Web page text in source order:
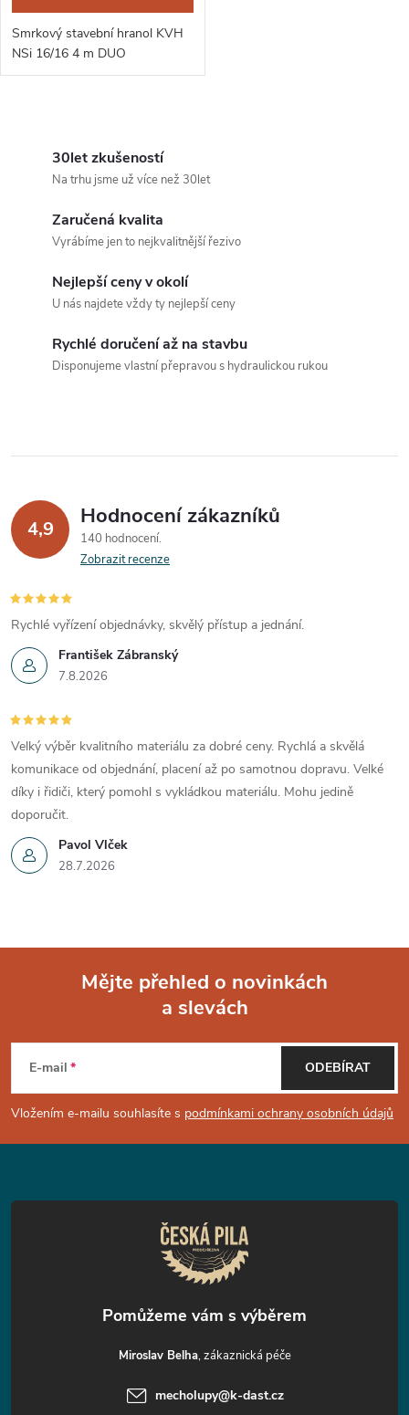
Smrkový stavební hranol KVH
NSi 16/16 4 m DUO
r
v
k
y
v
ý
p
i
s
u
30let zkušeností
Na trhu jsme už více než 30let
Zaručená kvalita
Vyrábíme jen to nejkvalitnější řezivo
Nejlepší ceny v okolí
U nás najdete vždy ty nejlepší ceny
Rychlé doručení až na stavbu
Disponujeme vlastní přepravou s hydraulickou rukou
4,9 Hodnocení zákazníků
140 hodnocení
Zobrazit recenze
František Zábranský
7.8.2026
Rychlé vyřízení objednávky, skvělý přístup a jednání.
Pavol Vlček
28.7.2026
Velký výběr kvalitního materiálu za dobré ceny. Rychlá a skvělá
komunikace od objednání, placení až po samotnou dopravu. Velké
díky i řidiči, který pomohl s vykládkou materiálu. Mohu jedině
doporučit.
p
a
t
Mějte přehled o novinkách
a slevách
E-mail
Vložením e-mailu souhlasíte s podmínkami ochrany osobních údajů
ODEBÍRAT
Miroslav Belha
mecholupy@k-dast.cz